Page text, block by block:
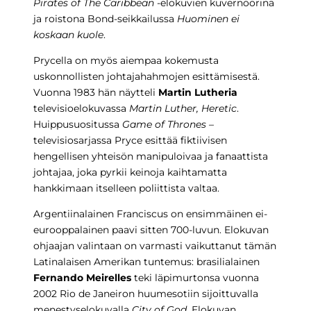
Pirates of The Caribbean -elokuvien kuvernöörinä
ja roistona Bond-seikkailussa Huominen ei
koskaan kuole.
Prycella on myös aiempaa kokemusta
uskonnollisten johtajahahmojen esittämisestä.
Vuonna 1983 hän näytteli Martin Lutheria
televisioelokuvassa Martin Luther, Heretic.
Huippusuositussa Game of Thrones –
televisiosarjassa Pryce esittää fiktiivisen
hengellisen yhteisön manipuloivaa ja fanaattista
johtajaa, joka pyrkii keinoja kaihtamatta
hankkimaan itselleen poliittista valtaa.
Argentiinalainen Franciscus on ensimmäinen ei-
eurooppalainen paavi sitten 700-luvun. Elokuvan
ohjaajan valintaan on varmasti vaikuttanut tämän
Latinalaisen Amerikan tuntemus: brasilialainen
Fernando Meirelles teki läpimurtonsa vuonna
2002 Rio de Janeiron huumesotiin sijoittuvalla